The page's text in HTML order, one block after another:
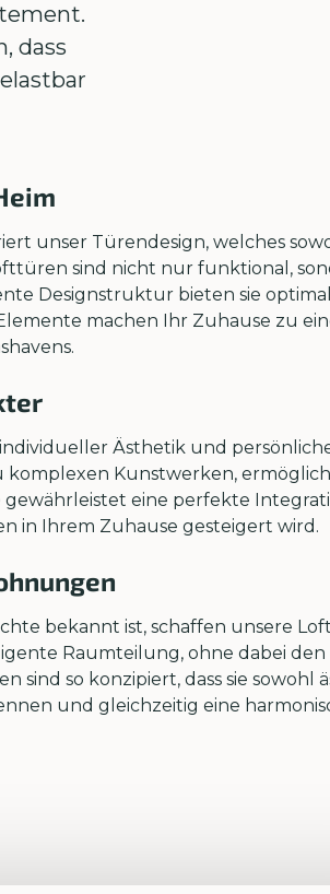
dass
unser Türendesign, welches
sind nicht nur funktional,
Designstruktur bieten sie
machen Ihr Zuhause zu
Ästhetik und
komplexen Kunstwerken,
eine perfekte
in Ihrem Zuhause gesteigert wird.
bekannt ist, schaffen unsere
Raumteilung, ohne dabei den
so konzipiert, dass sie sowohl
und gleichzeitig eine